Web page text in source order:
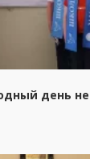
день